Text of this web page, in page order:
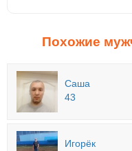
Похожие
Саша
43
Игорёк